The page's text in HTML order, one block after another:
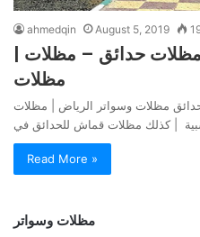
ahmedqin August 5, 2019
حدائق – مظلات |
مظلات
مظلات وسواتر الرياض | مظلات
Read More »
مظلات وسواتر